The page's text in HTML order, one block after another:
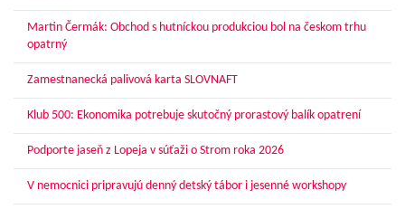
Martin Čermák: Obchod s hutníckou produkciou bol na českom trhu
opatrný
Zamestnanecká palivová karta SLOVNAFT
Klub 500: Ekonomika potrebuje skutočný prorastový balík opatrení
Podporte jaseň z Lopeja v súťaži o Strom roka 2026
V nemocnici pripravujú denný detský tábor i jesenné workshopy